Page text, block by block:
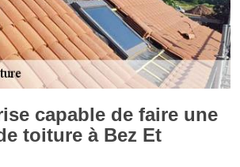
capable de faire une
toiture à Bez Et